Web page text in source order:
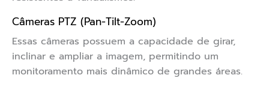
Câmeras PTZ (Pan-Tilt-Zoom)
Essas câmeras possuem a capacidade de girar,
inclinar e ampliar a imagem, permitindo um
monitoramento mais dinâmico de grandes áreas.